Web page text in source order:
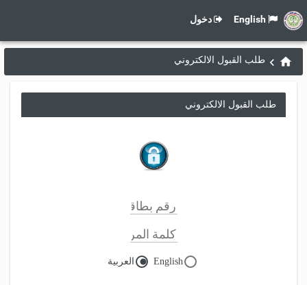
دخول
طلب القبول الالكتروني
طلب القبول الالكتروني
English العربية